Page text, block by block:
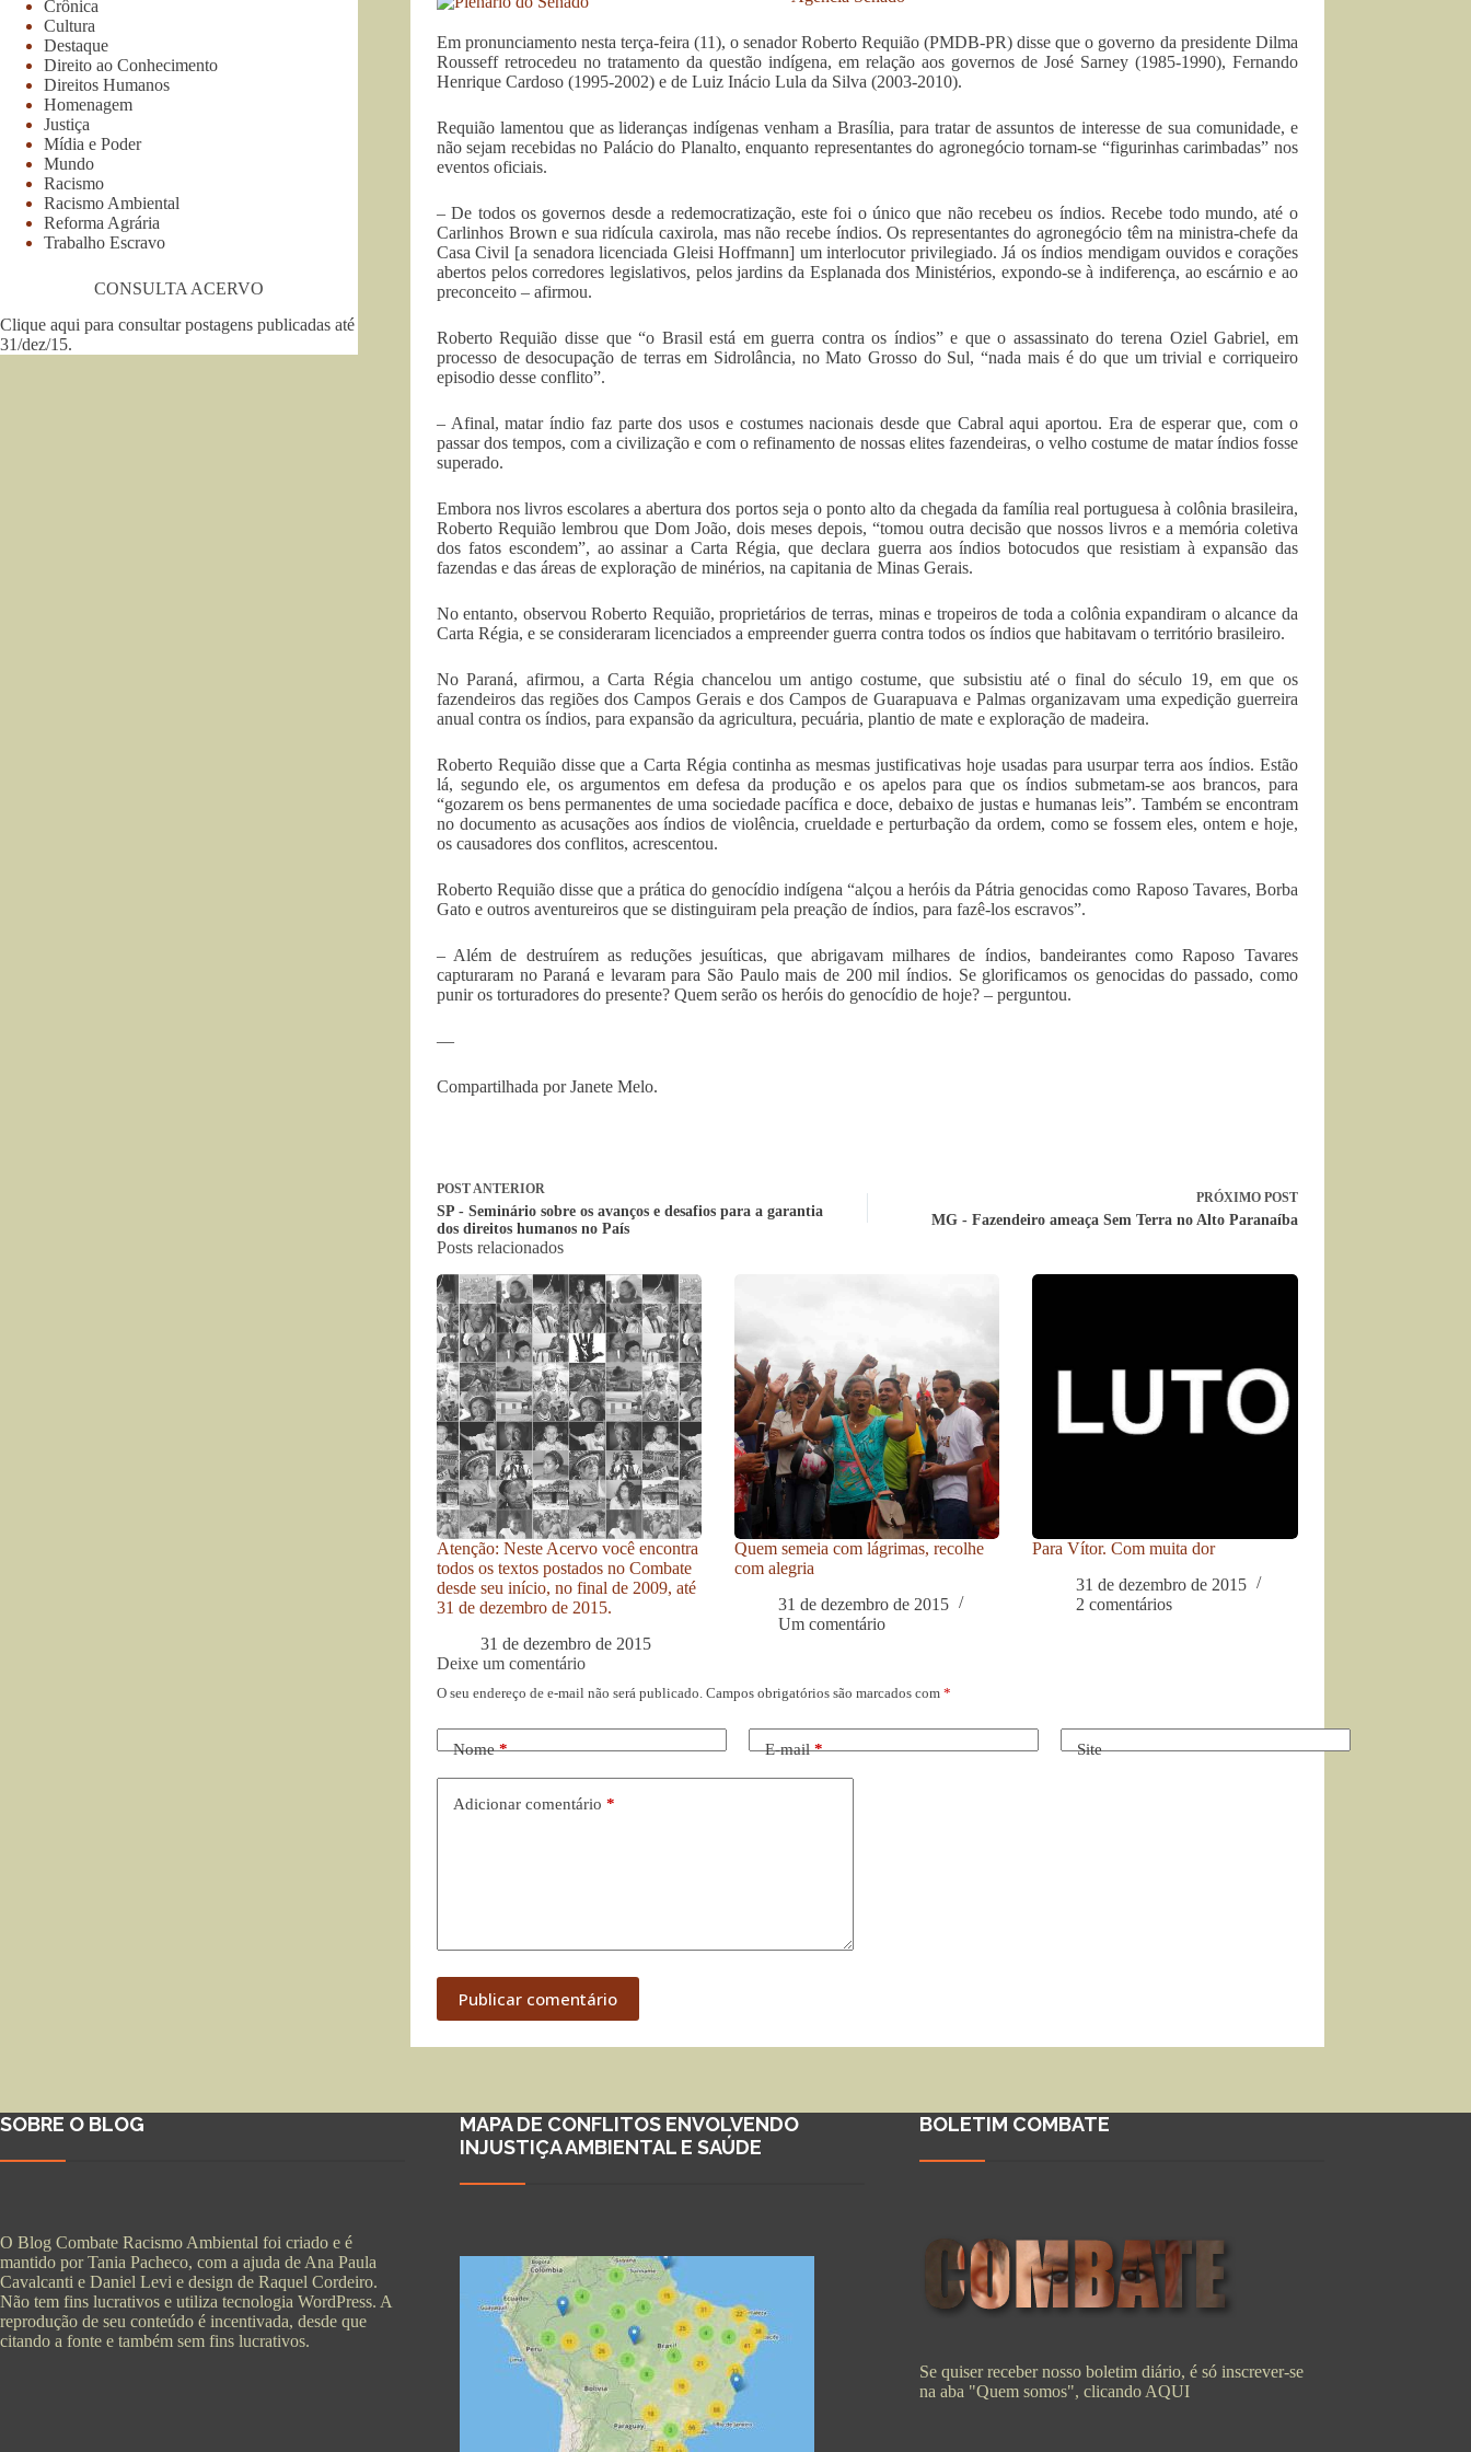
Em pronunciamento nesta terça-feira (11), o senador Roberto Requião (PMDB-PR) disse que o governo da presidente Dilma
Rousseff retrocedeu no tratamento da questão indígena, em relação aos governos de José Sarney (1985-1990), Fernando
Henrique Cardoso (1995-2002) e de Luiz Inácio Lula da Silva (2003-2010).
Requião lamentou que as lideranças indígenas venham a Brasília, para tratar de assuntos de interesse de sua comunidade, e
não sejam recebidas no Palácio do Planalto, enquanto representantes do agronegócio tornam-se “figurinhas carimbadas” nos
eventos oficiais.
– De todos os governos desde a redemocratização, este foi o único que não recebeu os índios. Recebe todo mundo, até o
Carlinhos Brown e sua ridícula caxirola, mas não recebe índios. Os representantes do agronegócio têm na ministra-chefe da
Casa Civil [a senadora licenciada Gleisi Hoffmann] um interlocutor privilegiado. Já os índios mendigam ouvidos e corações
abertos pelos corredores legislativos, pelos jardins da Esplanada dos Ministérios, expondo-se à indiferença, ao escárnio e ao
preconceito – afirmou.
Roberto Requião disse que “o Brasil está em guerra contra os índios” e que o assassinato do terena Oziel Gabriel, em
processo de desocupação de terras em Sidrolância, no Mato Grosso do Sul, “nada mais é do que um trivial e corriqueiro
episodio desse conflito”.
– Afinal, matar índio faz parte dos usos e costumes nacionais desde que Cabral aqui aportou. Era de esperar que, com o
passar dos tempos, com a civilização e com o refinamento de nossas elites fazendeiras, o velho costume de matar índios fosse
superado.
Embora nos livros escolares a abertura dos portos seja o ponto alto da chegada da família real portuguesa à colônia brasileira,
Roberto Requião lembrou que Dom João, dois meses depois, “tomou outra decisão que nossos livros e a memória coletiva
dos fatos escondem”, ao assinar a Carta Régia, que declara guerra aos índios botocudos que resistiam à expansão das
fazendas e das áreas de exploração de minérios, na capitania de Minas Gerais.
No entanto, observou Roberto Requião, proprietários de terras, minas e tropeiros de toda a colônia expandiram o alcance da
Carta Régia, e se consideraram licenciados a empreender guerra contra todos os índios que habitavam o território brasileiro.
No Paraná, afirmou, a Carta Régia chancelou um antigo costume, que subsistiu até o final do século 19, em que os
fazendeiros das regiões dos Campos Gerais e dos Campos de Guarapuava e Palmas organizavam uma expedição guerreira
anual contra os índios, para expansão da agricultura, pecuária, plantio de mate e exploração de madeira.
Roberto Requião disse que a Carta Régia continha as mesmas justificativas hoje usadas para usurpar terra aos índios. Estão
lá, segundo ele, os argumentos em defesa da produção e os apelos para que os índios submetam-se aos brancos, para
“gozarem os bens permanentes de uma sociedade pacífica e doce, debaixo de justas e humanas leis”. Também se encontram
no documento as acusações aos índios de violência, crueldade e perturbação da ordem, como se fossem eles, ontem e hoje,
os causadores dos conflitos, acrescentou.
Roberto Requião disse que a prática do genocídio indígena “alçou a heróis da Pátria genocidas como Raposo Tavares, Borba
Gato e outros aventureiros que se distinguiram pela preação de índios, para fazê-los escravos”.
– Além de destruírem as reduções jesuíticas, que abrigavam milhares de índios, bandeirantes como Raposo Tavares
capturaram no Paraná e levaram para São Paulo mais de 200 mil índios. Se glorificamos os genocidas do passado, como
punir os torturadores do presente? Quem serão os heróis do genocídio de hoje? – perguntou.
—
Compartilhada por Janete Melo.
POSTANTERIOR
SP - Seminário sobre os avanços e desafios para a garantia
dos direitos humanos no País
PRÓXIMO POST
MG - Fazendeiro ameaça Sem Terra no Alto Paranaíba
Posts relacionados
Atenção: Neste Acervo você encontra
todos os textos postados no Combate
desde seu início, no final de 2009, até
31 de dezembro de 2015.
31 de dezembro de 2015
Quem semeia com lágrimas, recolhe
com alegria
31 de dezembro de 2015
Um comentário
Para Vítor. Com muita dor
31 de dezembro de 2015
2 comentários
Deixe um comentário
O seu endereço de e-mail não será publicado. Campos obrigatórios são marcados com *
Nome* E-mail* Site
Adicionar comentário *
Publicar comentário
Crônica
Cultura
Destaque
Direito ao Conhecimento
Direitos Humanos
Homenagem
Justiça
Mídia e Poder
Mundo
Racismo
Racismo Ambiental
Reforma Agrária
Trabalho Escravo
CONSULTA ACERVO
Clique aqui para consultar postagens publicadas até
31/dez/15.
SOBRE O BLOG
O Blog Combate Racismo Ambiental foi criado e é
mantido por Tania Pacheco, com a ajuda de Ana Paula
Cavalcanti e Daniel Levi e design de Raquel Cordeiro.
Não tem fins lucrativos e utiliza tecnologia WordPress. A
reprodução de seu conteúdo é incentivada, desde que
citando a fonte e também sem fins lucrativos.
MAPA DE CONFLITOS ENVOLVENDO
INJUSTIÇA AMBIENTAL E SAÚDE
BOLETIM COMBATE
Se quiser receber nosso boletim diário, é só inscrever-se
na aba "Quem somos", clicando AQUI